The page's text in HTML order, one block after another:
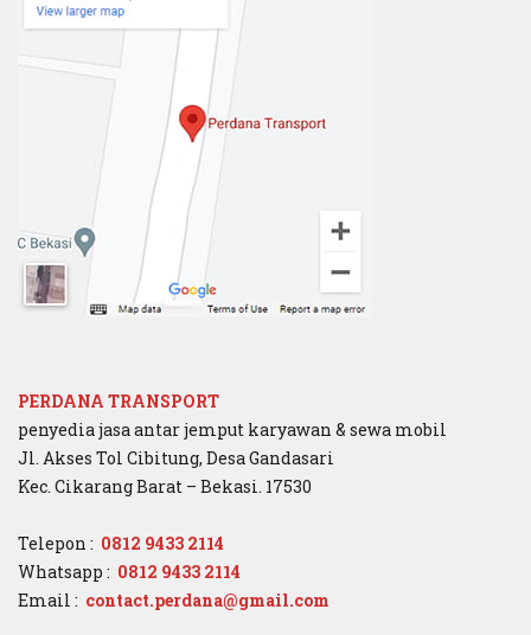
PERDANA TRANSPORT
penyedia jasa antar jemput karyawan & sewa mobil
Jl. Akses Tol Cibitung, Desa Gandasari
Kec. Cikarang Barat – Bekasi. 17530
Telepon : 0812 9433 2114
Whatsapp : 0812 9433 2114
Email : contact.perdana@gmail.com